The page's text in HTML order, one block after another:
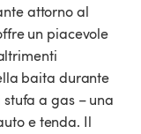
attorno al
un piacevole
baita durante
a gas – una
e tenda. Il